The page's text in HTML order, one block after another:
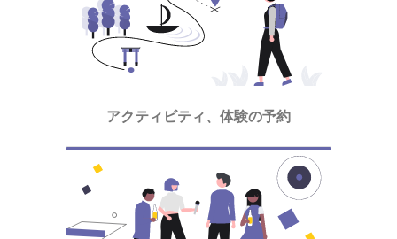
アクティビティ、体験の予約